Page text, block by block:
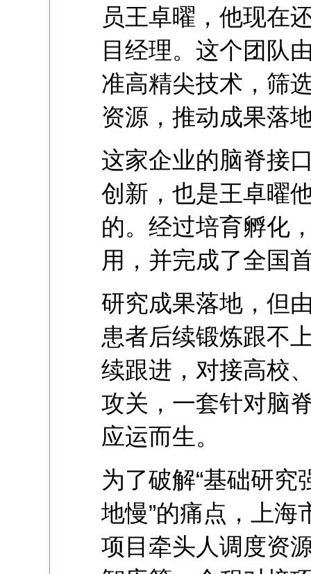
员王卓曜，他现在
目经理。这个团队
准高精尖技术，筛
资源，推动成果落
这家企业的脑脊接
创新，也是王卓曜
的。经过培育孵化
用，并完成了全国
研究成果落地，但
患者后续锻炼跟不
续跟进，对接高校
攻关，一套针对脑
应运而生。
为了破解“基础研
地慢”的痛点，上海
项目牵头人调度资